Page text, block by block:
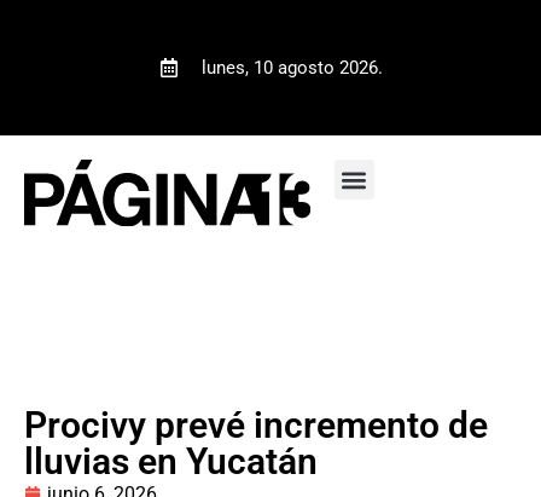
lunes, 10 agosto 2026.
Procivy prevé incremento de
lluvias en Yucatán